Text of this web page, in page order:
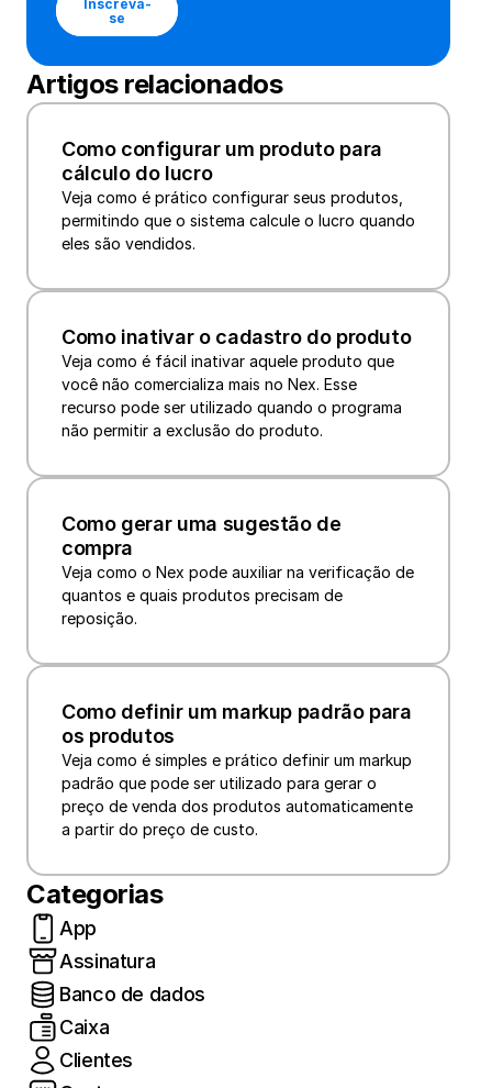
Inscreva-
se
Artigos relacionados
Como configurar um produto para
cálculo do lucro
Veja como é prático configurar seus produtos,
permitindo que o sistema calcule o lucro quando
eles são vendidos.
Como inativar o cadastro do produto
Veja como é fácil inativar aquele produto que
você não comercializa mais no Nex. Esse
recurso pode ser utilizado quando o programa
não permitir a exclusão do produto.
Como gerar uma sugestão de
compra
Veja como o Nex pode auxiliar na verificação de
quantos e quais produtos precisam de
reposição.
Como definir um markup padrão para
os produtos
Veja como é simples e prático definir um markup
padrão que pode ser utilizado para gerar o
preço de venda dos produtos automaticamente
Categorias
App
Assinatura
Banco de dados
Caixa
Clientes